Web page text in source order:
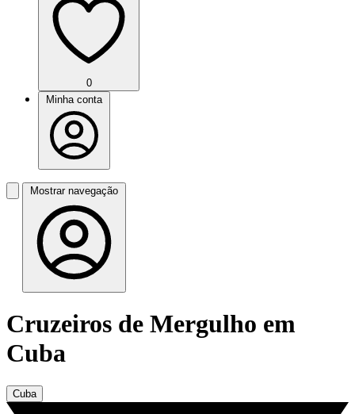
0
Minha conta
Mostrar navegação
Cruzeiros de Mergulho em
Cuba
Cuba